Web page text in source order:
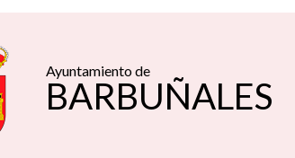
Ayuntamiento de
BARBUÑALES